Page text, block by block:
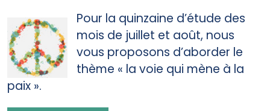
Pour la quinzaine d’étude des
mois de juillet et août, nous
vous proposons d’aborder le
thème « la voie qui mène à la
paix ».